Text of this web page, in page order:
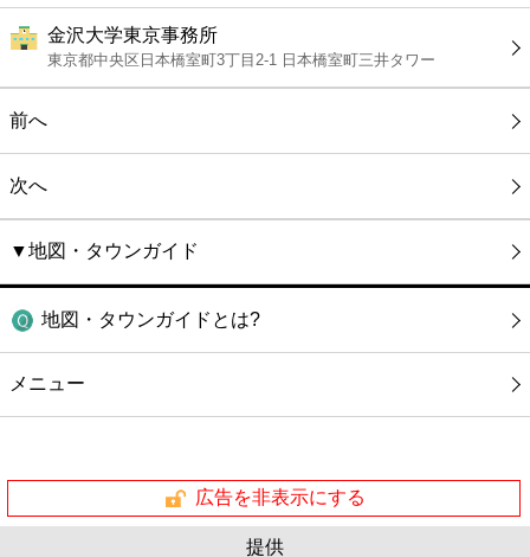
金沢大学東京事務所
東京都中央区日本橋室町3丁目2-1 日本橋室町三井タワー
前へ
次へ
▼地図・タウンガイド
地図・タウンガイドとは?
メニュー
広告を非表示にする
提供